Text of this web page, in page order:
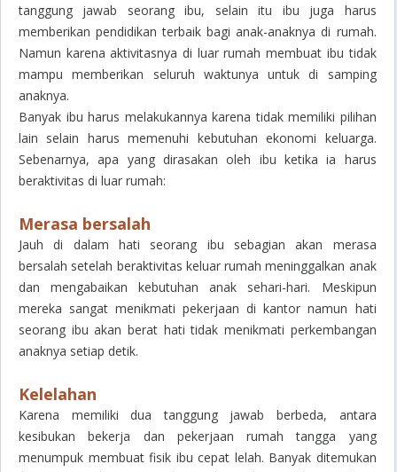
tanggung jawab seorang ibu, selain itu ibu juga harus
memberikan pendidikan terbaik bagi anak-anaknya di rumah.
Namun karena aktivitasnya di luar rumah membuat ibu tidak
mampu memberikan seluruh waktunya untuk di samping
anaknya.
Banyak ibu harus melakukannya karena tidak memiliki pilihan
lain selain harus memenuhi kebutuhan ekonomi keluarga.
Sebenarnya, apa yang dirasakan oleh ibu ketika ia harus
beraktivitas di luar rumah:
Merasa bersalah
Jauh di dalam hati seorang ibu sebagian akan merasa
bersalah setelah beraktivitas keluar rumah meninggalkan anak
dan mengabaikan kebutuhan anak sehari-hari. Meskipun
mereka sangat menikmati pekerjaan di kantor namun hati
seorang ibu akan berat hati tidak menikmati perkembangan
anaknya setiap detik.
Kelelahan
Karena memiliki dua tanggung jawab berbeda, antara
kesibukan bekerja dan pekerjaan rumah tangga yang
menumpuk membuat fisik ibu cepat lelah. Banyak ditemukan